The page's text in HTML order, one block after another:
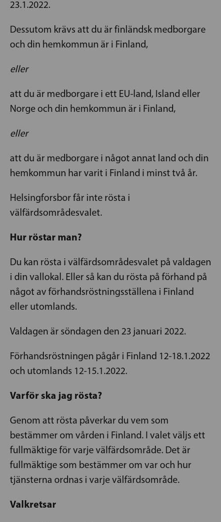
23.1.2022.
Dessutom krävs att du är finländsk medborgare
och din hemkommun är i Finland,
eller
att du är medborgare i ett EU-land, Island eller
Norge och din hemkommun är i Finland,
eller
att du är medborgare i något annat land och din
hemkommun har varit i Finland i minst två år.
Helsingforsbor får inte rösta i
välfärdsområdesvalet.
Hur röstar man?
Du kan rösta i välfärdsområdesvalet på valdagen
i din vallokal. Eller så kan du rösta på förhand på
något av förhandsröstningsställena i Finland
eller utomlands.
Valdagen är söndagen den 23 januari 2022.
Förhandsröstningen pågår i Finland 12-18.1.2022
och utomlands 12-15.1.2022.
Varför ska jag rösta?
Genom att rösta påverkar du vem som
bestämmer om vården i Finland. I valet väljs ett
fullmäktige för varje välfärdsområde. Det är
fullmäktige som bestämmer om var och hur
tjänsterna ordnas i varje välfärdsområde.
Valkretsar